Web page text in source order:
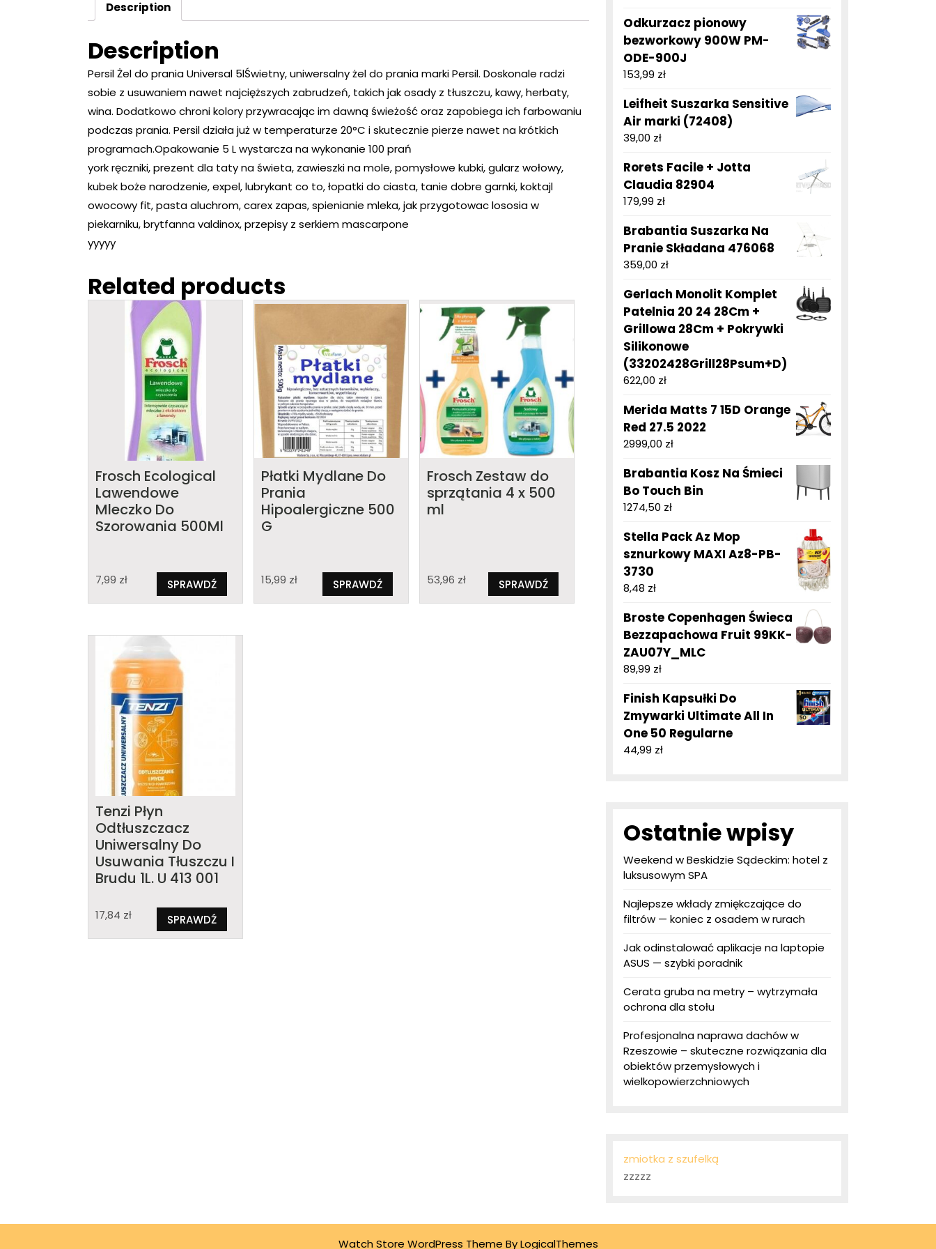
Description
Description
Persil Żel do prania Universal 5lŚwietny, uniwersalny żel do prania marki Persil. Doskonale radzi
sobie z usuwaniem nawet najcięższych zabrudzeń, takich jak osady z tłuszczu, kawy, herbaty,
wina. Dodatkowo chroni kolory przywracając im dawną świeżość oraz zapobiega ich farbowaniu
podczas prania. Persil działa już w temperaturze 20°C i skutecznie pierze nawet na krótkich
programach.Opakowanie 5 L wystarcza na wykonanie 100 prań
york ręczniki, prezent dla taty na świeta, zawieszki na mole, pomysłowe kubki, gularz wołowy,
kubek boże narodzenie, expel, lubrykant co to, łopatki do ciasta, tanie dobre garnki, koktajl
owocowy fit, pasta aluchrom, carex zapas, spienianie mleka, jak przygotowac lososia w
piekarniku, brytfanna valdinox, przepisy z serkiem mascarpone
yyyyy
Related products
Frosch Ecological
Lawendowe
Mleczko Do
Szorowania 500Ml
7,99 zł SPRAWDŹ
Płatki Mydlane Do
Prania
Hipoalergiczne 500
G
15,99 zł SPRAWDŹ
Frosch Zestaw do
sprzątania 4 x 500
ml
53,96 zł SPRAWDŹ
Tenzi Płyn
Odtłuszczacz
Uniwersalny Do
Usuwania Tłuszczu I
Brudu 1L. U 413 001
17,84 zł SPRAWDŹ
Odkurzacz pionowy
bezworkowy 900W PM-
ODE-900J
153,99 zł
Leifheit Suszarka Sensitive
Air marki (72408)
39,00 zł
Rorets Facile + Jotta
Claudia 82904
179,99 zł
Brabantia Suszarka Na
Pranie Składana 476068
359,00 zł
Gerlach Monolit Komplet
Patelnia 20 24 28Cm +
Grillowa 28Cm + Pokrywki
Silikonowe
(33202428Grill28Psum+D)
622,00 zł
Merida Matts 7 15D Orange
Red 27.5 2022
2999,00 zł
Brabantia Kosz Na Śmieci
Bo Touch Bin
1274,50 zł
Stella Pack Az Mop
sznurkowy MAXI Az8-PB-
3730
8,48 zł
Broste Copenhagen Świeca
Bezzapachowa Fruit 99KK-
ZAU07Y_MLC
89,99 zł
Finish Kapsułki Do
Zmywarki Ultimate All In
One 50 Regularne
44,99 zł
Ostatnie wpisy
Weekend w Beskidzie Sądeckim: hotel z
luksusowym SPA
Najlepsze wkłady zmiękczające do
filtrów — koniec z osadem w rurach
Jak odinstalować aplikacje na laptopie
ASUS — szybki poradnik
Cerata gruba na metry – wytrzymała
ochrona dla stołu
Profesjonalna naprawa dachów w
Rzeszowie – skuteczne rozwiązania dla
obiektów przemysłowych i
wielkopowierzchniowych
zmiotka z szufelką
zzzzz
Watch Store WordPress Theme By LogicalThemes